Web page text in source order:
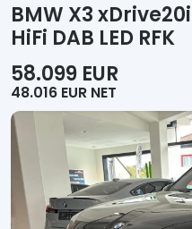
Autoturisme
Motociclete
Autoutilitare
Alte tipuri vehicule
BMW X3
HiFi DAB LED RFK
58.099 EUR
48.016 EUR NET